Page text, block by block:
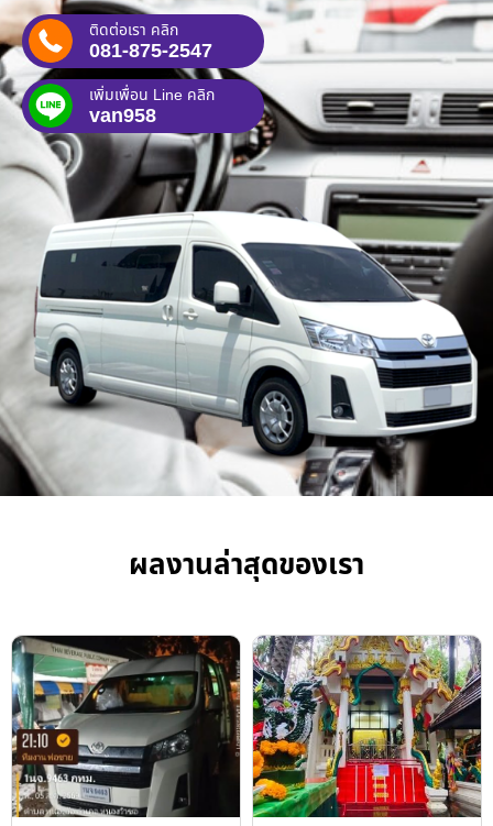
ติดต่อเรา คลิก
081-875-2547
เพิ่มเพื่อน Line คลิก
van958
ผลงานล่าสุดของเรา